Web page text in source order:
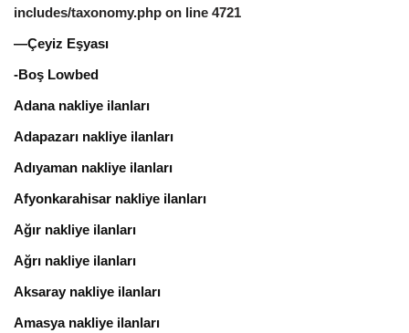
includes/taxonomy.php on line 4721
—Çeyiz Eşyası
-Boş Lowbed
Adana nakliye ilanları
Adapazarı nakliye ilanları
Adıyaman nakliye ilanları
Afyonkarahisar nakliye ilanları
Ağır nakliye ilanları
Ağrı nakliye ilanları
Aksaray nakliye ilanları
Amasya nakliye ilanları